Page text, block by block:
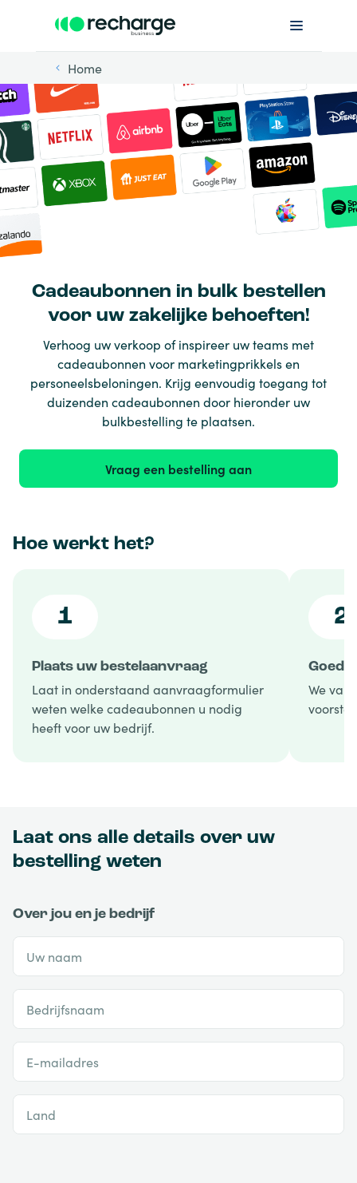
Home
Cadeaubonnen in bulk bestellen
voor uw zakelijke behoeften!
Verhoog uw verkoop of inspireer uw teams met
cadeaubonnen voor marketingprikkels en
personeelsbeloningen. Krijg eenvoudig toegang tot
duizenden cadeaubonnen door hieronder uw
bulkbestelling te plaatsen.
Vraag een bestelling aan
Hoe werkt het?
1
Plaats uw bestelaanvraag
Laat in onderstaand aanvraagformulier
weten welke cadeaubonnen u nodig
heeft voor uw bedrijf.
2
We
Laat ons alle details over uw
bestelling weten
Over jou en je bedrijf
Uw naam
Bedrijfsnaam
E-mailadres
Land